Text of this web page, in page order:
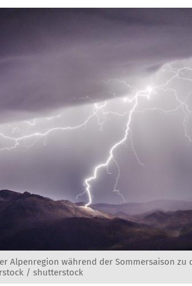
Alpenregion während der Sommersaison zu
/ shutterstock